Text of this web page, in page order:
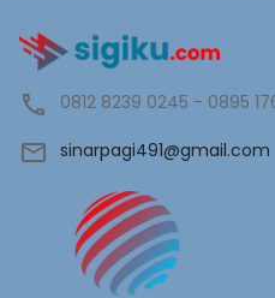
0812 8239 0245 - 0895
sinarpagi491@gmail.com